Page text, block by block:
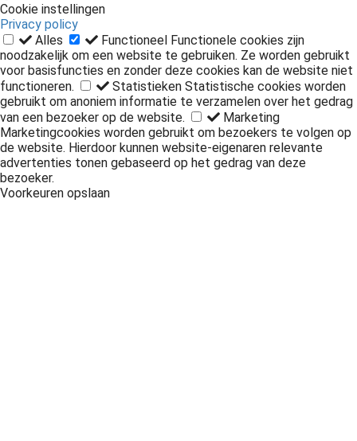
Cookie instellingen
Privacy policy
Alles
Functioneel Functionele cookies zijn
noodzakelijk om een website te gebruiken. Ze worden gebruikt
voor basisfuncties en zonder deze cookies kan de website niet
functioneren.
Statistieken Statistische cookies worden
gebruikt om anoniem informatie te verzamelen over het gedrag
van een bezoeker op de website.
Marketing
Marketingcookies worden gebruikt om bezoekers te volgen op
de website. Hierdoor kunnen website-eigenaren relevante
advertenties tonen gebaseerd op het gedrag van deze
bezoeker.
Voorkeuren opslaan